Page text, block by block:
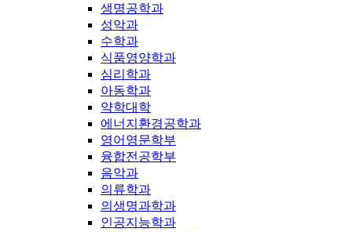
생명공학과
성악과
수학과
식품영양학과
심리학과
아동학과
약학대학
에너지환경공학과
영어영문학부
융합전공학부
음악과
의류학과
의생명과학과
인공지능학과